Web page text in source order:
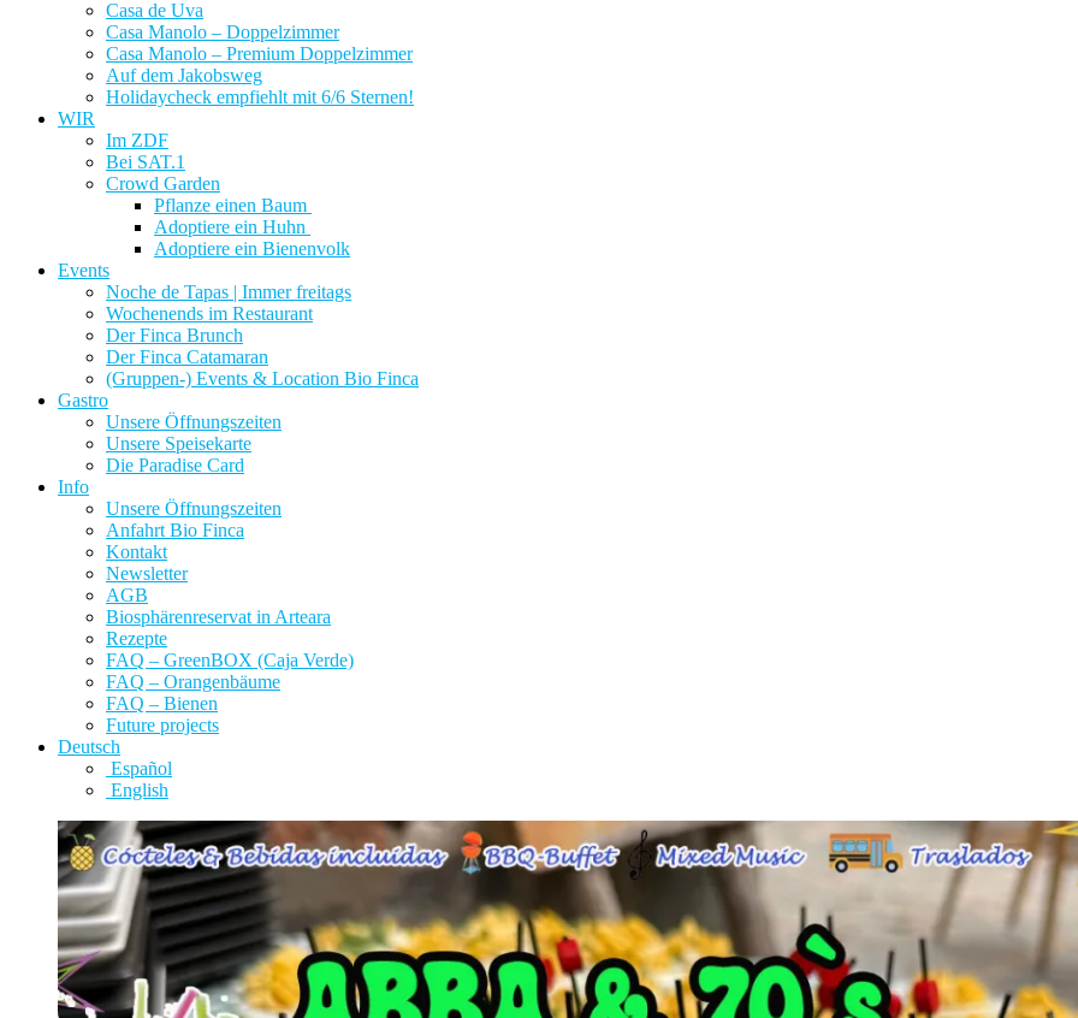
Casa de Uva
Casa Manolo – Doppelzimmer
Casa Manolo – Premium Doppelzimmer
Auf dem Jakobsweg
Holidaycheck empfiehlt mit 6/6 Sternen!
WIR
Im ZDF
Bei SAT.1
Crowd Garden
Pflanze einen Baum
Adoptiere ein Huhn
Adoptiere ein Bienenvolk
Events
Noche de Tapas | Immer freitags
Wochenends im Restaurant
Der Finca Brunch
Der Finca Catamaran
(Gruppen-) Events & Location Bio Finca
Gastro
Unsere Öffnungszeiten
Unsere Speisekarte
Die Paradise Card
Info
Unsere Öffnungszeiten
Anfahrt Bio Finca
Kontakt
Newsletter
AGB
Biosphärenreservat in Arteara
Rezepte
FAQ – GreenBOX (Caja Verde)
FAQ – Orangenbäume
FAQ – Bienen
Future projects
Deutsch
Español
English